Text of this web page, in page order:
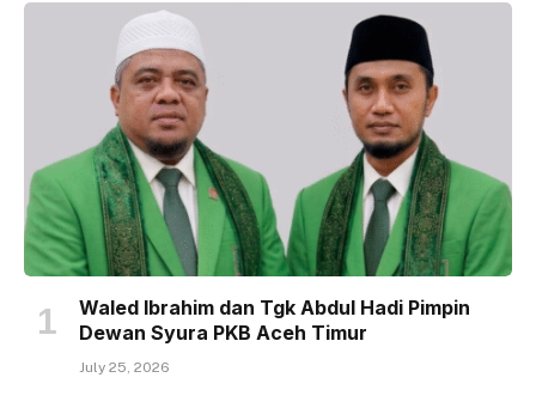
Waled Ibrahim dan Tgk Abdul Hadi Pimpin
Dewan Syura PKB Aceh Timur
July 25, 2026